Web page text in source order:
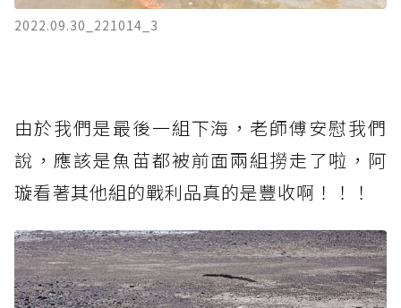
2022.09.30_221014_3
由於我們是最後一組下海，老師傅安慰我們
說，應該是魚苗都被前面兩組撈走了啦，阿
璇看著其他組的戰利品真的是豐收啊！！！